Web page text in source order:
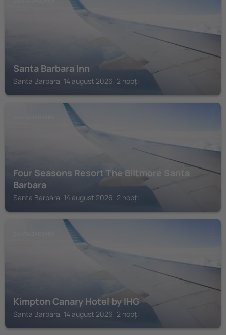
Santa Barbara Inn
Santa Barbara, 14 august 2026, 2 nopți
Four Seasons Resort The Biltmore Santa
Barbara
Santa Barbara, 14 august 2026, 2 nopți
Kimpton Canary Hotel by IHG
Santa Barbara, 14 august 2026, 2 nopți